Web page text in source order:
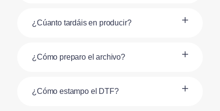
¿Cúanto tardáis en producir?
¿Cómo preparo el archivo?
¿Cómo estampo el DTF?